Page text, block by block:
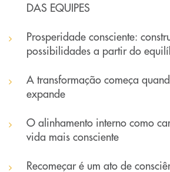
DAS EQUIPES
Prosperidade consciente:
possibilidades a partir do
A transformação começa
expande
O alinhamento interno como
vida mais consciente
Recomeçar é um ato de